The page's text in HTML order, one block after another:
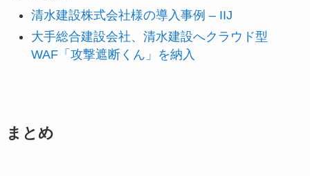
清水建設株式会社様の導入事例 – IIJ
大手総合建設会社、清水建設へクラウド型
WAF「攻撃遮断くん」を納入
まとめ